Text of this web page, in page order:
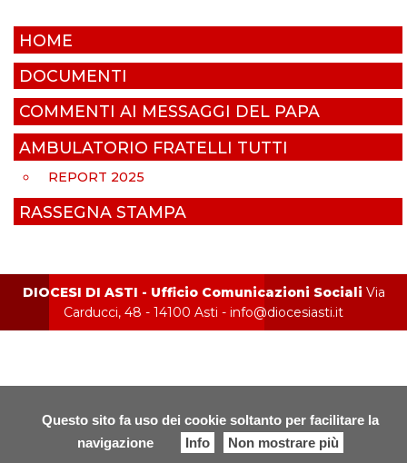
Questo sito fa uso dei cookie soltanto per facilitare la
navigazione
Info Non mostrare più
HOME
DOCUMENTI
COMMENTI AI MESSAGGI DEL PAPA
AMBULATORIO FRATELLI TUTTI
REPORT 2025
RASSEGNA STAMPA
DIOCESI DI ASTI - Ufficio Comunicazioni Sociali Via
Carducci, 48 - 14100 Asti - info@diocesiasti.it